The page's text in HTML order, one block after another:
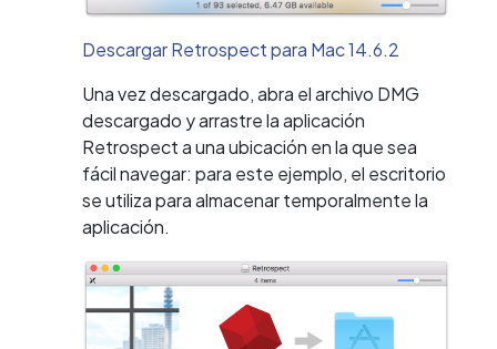
Descargar Retrospect para Mac 14.6.2
Una vez descargado, abra el archivo DMG
descargado y arrastre la aplicación
Retrospect a una ubicación en la que sea
fácil navegar: para este ejemplo, el escritorio
se utiliza para almacenar temporalmente la
aplicación.